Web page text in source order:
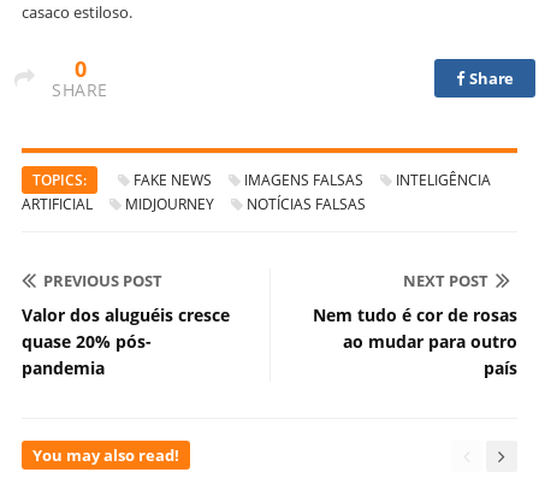
casaco estiloso.
0
SHARE
Share
TOPICS: FAKE NEWS IMAGENS FALSAS
INTELIGÊNCIA
ARTIFICIAL
MIDJOURNEY NOTÍCIAS FALSAS
PREVIOUS POST
Valor dos aluguéis cresce
quase 20% pós-
pandemia
NEXT POST
Nem tudo é cor de rosas
ao mudar para outro
país
You may also read!